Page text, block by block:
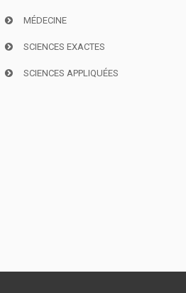
MÉDECINE
SCIENCES EXACTES
SCIENCES APPLIQUÉES